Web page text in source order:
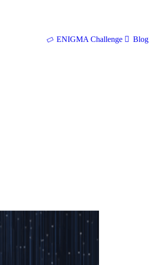
ENIGMA Challenge Blog